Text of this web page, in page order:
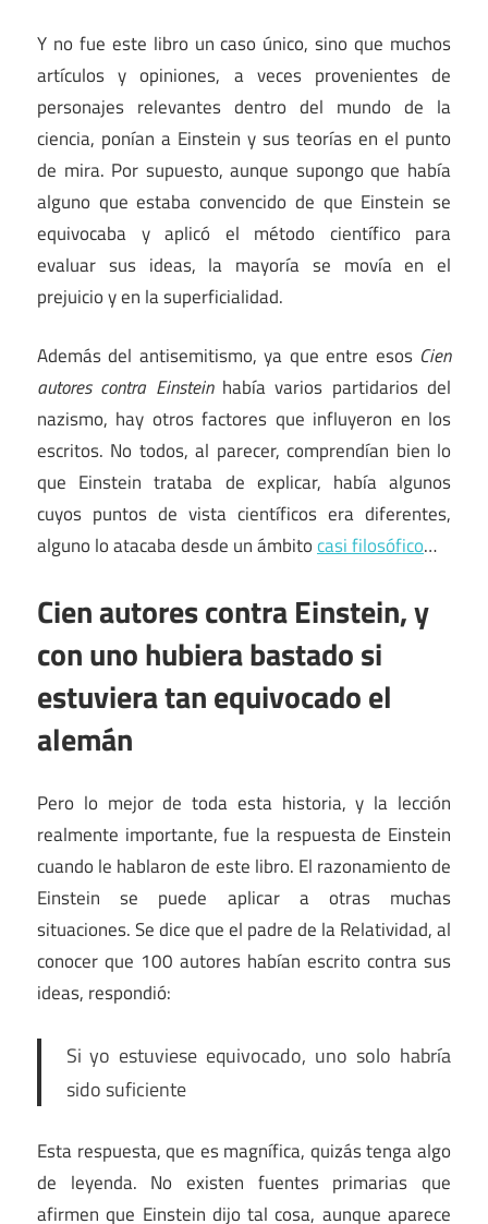
Y no fue este libro un caso único, sino que muchos
artículos y opiniones, a veces provenientes de
personajes relevantes dentro del mundo de la
ciencia, ponían a Einstein y sus teorías en el punto
de mira. Por supuesto, aunque supongo que había
alguno que estaba convencido de que Einstein se
equivocaba y aplicó el método científico para
evaluar sus ideas, la mayoría se movía en el
prejuicio y en la superficialidad.
Además del antisemitismo, ya que entre esos Cien
autores contra Einstein había varios partidarios del
nazismo, hay otros factores que influyeron en los
escritos. No todos, al parecer, comprendían bien lo
que Einstein trataba de explicar, había algunos
cuyos puntos de vista científicos era diferentes,
alguno lo atacaba desde un ámbitocasi filosófico…
Cien autores contra Einstein, y
con uno hubiera bastado si
estuviera tan equivocado el
alemán
Pero lo mejor de toda esta historia, y la lección
realmente importante, fue la respuesta de Einstein
cuando le hablaron de este libro. El razonamiento de
Einstein se puede aplicar a otras muchas
situaciones. Se dice que el padre de la Relatividad, al
conocer que 100 autores habían escrito contra sus
ideas, respondió:
Si yo estuviese equivocado, uno solo habría
sido suficiente
Esta respuesta, que es magnífica, quizás tenga algo
de leyenda. No existen fuentes primarias que
afirmen que Einstein dijo tal cosa, aunque aparece